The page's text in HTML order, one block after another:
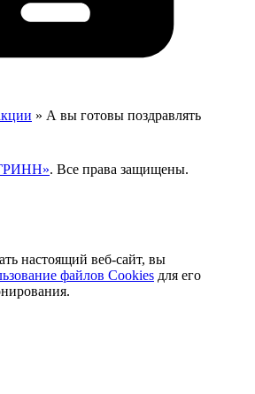
» А вы готовы поздравлять
. Все права защищены.
настоящий веб-сайт, вы
файлов Cookies для его